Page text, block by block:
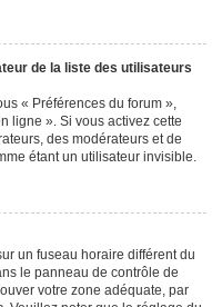
de la liste des utilisateurs
« Préférences du forum »,
ligne ». Si vous activez cette
des modérateurs et de
étant un utilisateur invisible.
un fuseau horaire différent du
le panneau de contrôle de
votre zone adéquate, par